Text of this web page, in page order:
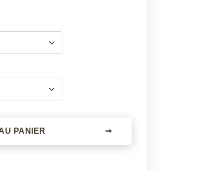
PANIER ➞